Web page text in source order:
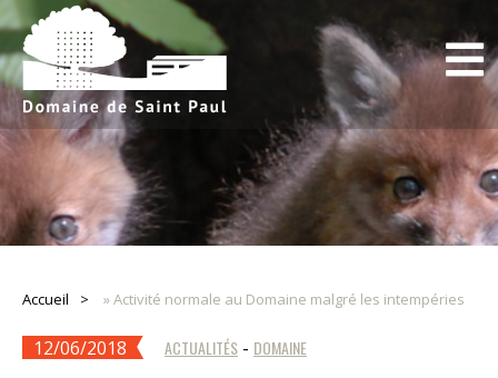
Accueil »Activité normale au Domaine malgré les intempéries
12/06/2018 ACTUALITÉS - DOMAINE